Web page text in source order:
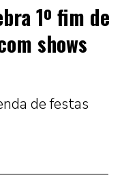
1º fim de
shows
de festas